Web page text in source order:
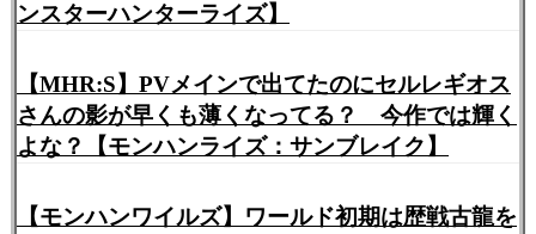
ンスターハンターライズ】
【MHR:S】PVメインで出てたのにセルレギオス
さんの影が早くも薄くなってる？ 今作では輝く
よな？【モンハンライズ：サンブレイク】
【モンハンワイルズ】ワールド初期は歴戦古龍を